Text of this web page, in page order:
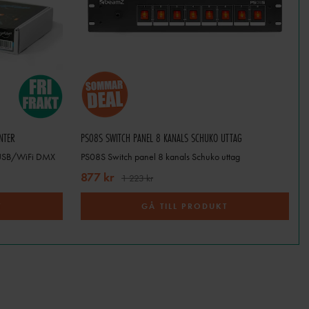
och konsertlokaler där
eller tablet. Med
återanvändas.
WiFi DMX
PS08S SWITCH PANEL 8 KANALS SCHUKO UTTAG
PS08S Switch panel 8 kanals Schuko uttag
877 kr 1 223 kr
GÅ TILL PRODUKT